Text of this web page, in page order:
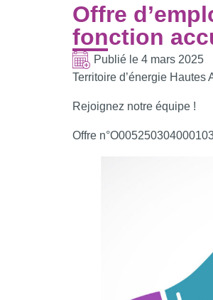
Offre
fonction
Publié le 4 mars 2025
Territoire d’énergie Hautes
Rejoignez notre équipe !
Offre